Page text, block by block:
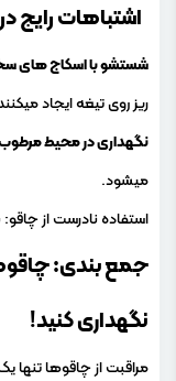
اشتباهات رایج
شستشو با اسکاج های
ریز روی تیغه ایجاد
نگهداری در محیط
میشود.
استفاده نادرست از
جمع بندی:
نگهداری کنید!
مراقبت از چاقوها تنها